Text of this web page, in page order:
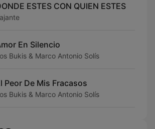
ESTES CON QUIEN ESTES
En Silencio
Bukis & Marco Antonio Solís
Peor De Mis Fracasos
Bukis & Marco Antonio Solís